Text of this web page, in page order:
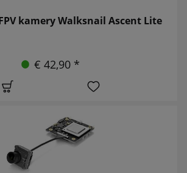
kamery Walksnail Ascent Lite
€ 42,90 *